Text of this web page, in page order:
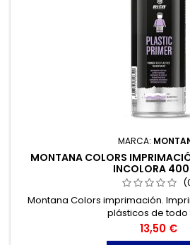
MARCA:
MONTANA COLORS
INCOLORA
Montana Colors imprimación.
plásticos de todo
Precio
13,50 €